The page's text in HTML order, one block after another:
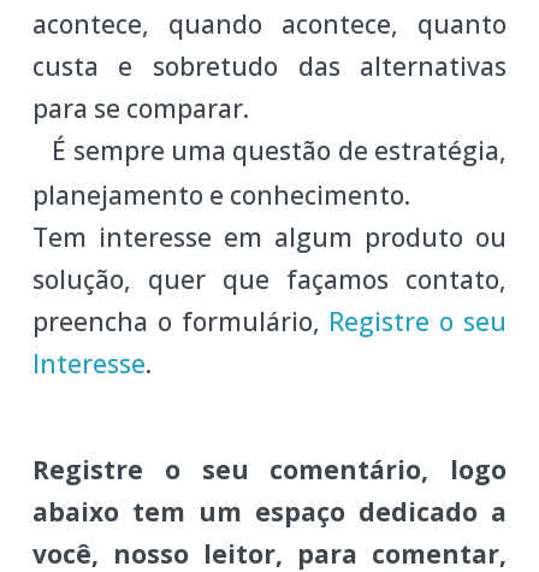
acontece, quando acontece, quanto
custa e sobretudo das alternativas
para se comparar.
É sempre uma questão de estratégia,
planejamento e conhecimento.
Tem interesse em algum produto ou
solução, quer que façamos contato,
preencha o formulário, Registre o seu
Interesse.
Registre o seu comentário, logo
abaixo tem um espaço dedicado a
você, nosso leitor, para comentar,